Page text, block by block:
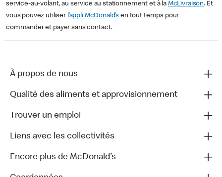
service-au-volant, au service au stationnement et à la McLivraison. Et
vous pouvez utiliser l’appli McDonald’s en tout temps pour
commander et payer sans contact.
À propos de nous
Qualité des aliments et approvisionnement
Trouver un emploi
Liens avec les collectivités
Encore plus de McDonald’s